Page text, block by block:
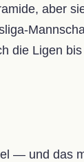
aber
die Ligen
— und das